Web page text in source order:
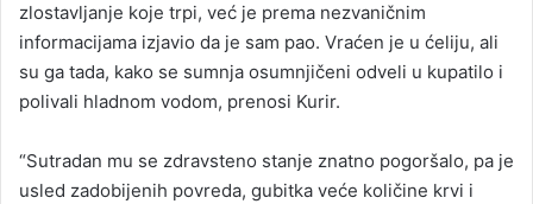
zlostavljanje koje trpi, već je prema nezvaničnim
informacijama izjavio da je sam pao. Vraćen je u ćeliju, ali
su ga tada, kako se sumnja osumnjičeni odveli u kupatilo i
polivali hladnom vodom, prenosi Kurir.
“Sutradan mu se zdravsteno stanje znatno pogoršalo, pa je
usled zadobijenih povreda, gubitka veće količine krvi i